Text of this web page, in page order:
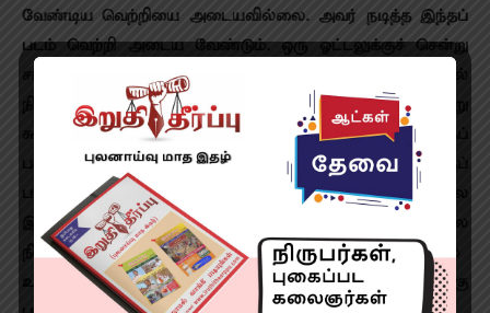
வேண்டிய வெற்றியை அடையவில்லை. அவர் நடித்த இந்தப்
படம் வெற்றி அடைய வேண்டும். ஒரு ஓட்டலுக்குச் சென்று
சாப்பிட்டு, சாப்பாடு சரி இல்லை என்றால் கூட வாசலில்
நின்று அந்த இந்த ஓட்டலில் சாப்பாடு சரியில்லை என்று
கூற முடியாது.விடமாட்டார்கள். ஆனால் ஒரு படத்தைப்
பார்த்துவிட்டு திரையரங்கு வாசலில் நின்று கொண்டு இந்தப்
படம் நல்லா இல்லை போகாதீர்கள் என்று சொல்கிற நிலை
இப்போது உள்ளது. சினிமாவுக்கு மட்டும் தான் இந்த அவல
நிலை இருக்கிறது. இது ஏன் ?ஒரு படத்திற்குப் பலரும்
உயிரைக் கொடுத்து உழைக்கிறார்கள். அது அவர்களுக்கு